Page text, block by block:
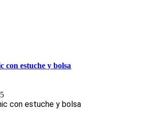
con estuche y bolsa
con estuche y bolsa